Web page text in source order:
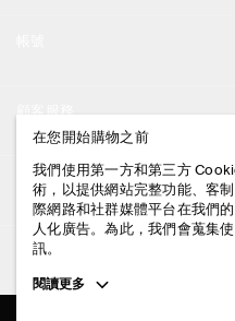
門市資訊
登入 / 註冊
聯絡我們
配送說明
付款說明
退貨及退款說明
法律資訊
隱私權政策
條款與細則
追蹤COS
在您開始購物之前
我們使用第一方和第三方
術，以提供網站完整功能、客
際網路和社群媒體平台在我們
人化廣告。為此，我們會蒐集
訊。
Toggle
閱讀更多